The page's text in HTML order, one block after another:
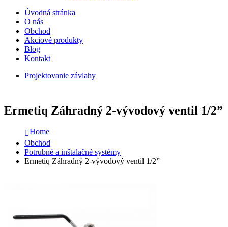
Úvodná stránka
O nás
Obchod
Akciové produkty
Blog
Kontakt
Projektovanie závlahy
Ermetiq Záhradný 2-vývodový ventil 1/2”
Home
Obchod
Potrubné a inštalačné systémy
Ermetiq Záhradný 2-vývodový ventil 1/2”